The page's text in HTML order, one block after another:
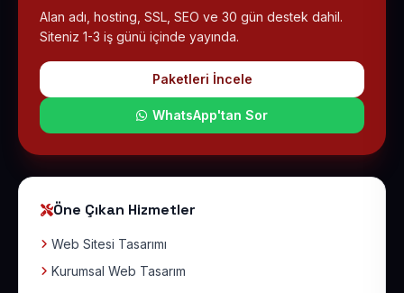
Alan adı, hosting, SSL, SEO ve 30 gün destek dahil.
Siteniz 1-3 iş günü içinde yayında.
Paketleri İncele
WhatsApp'tan Sor
Öne Çıkan Hizmetler
Web Sitesi Tasarımı
Kurumsal Web Tasarım